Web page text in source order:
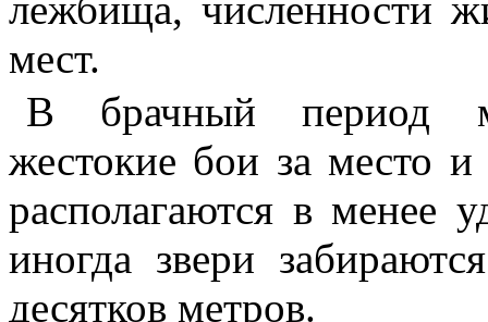
мест.
В брачный период
жестокие бои за место
располагаются в менее
иногда звери
десятков метров.